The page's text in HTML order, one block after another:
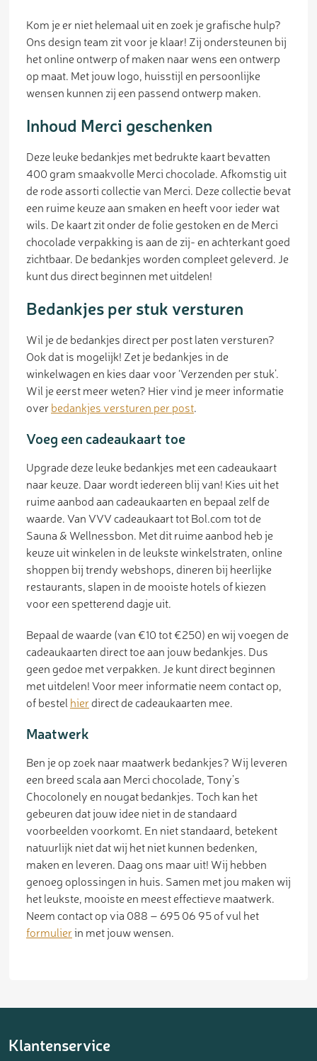
Kom je er niet helemaal uit en zoek je grafische hulp?
Ons design team zit voor je klaar! Zij ondersteunen bij
het online ontwerp of maken naar wens een ontwerp
op maat. Met jouw logo, huisstijl en persoonlijke
wensen kunnen zij een passend ontwerp maken.
Inhoud Merci geschenken
Deze leuke bedankjes met bedrukte kaart bevatten
400 gram smaakvolle Merci chocolade. Afkomstig uit
de rode assorti collectie van Merci. Deze collectie bevat
een ruime keuze aan smaken en heeft voor ieder wat
wils. De kaart zit onder de folie gestoken en de Merci
chocolade verpakking is aan de zij- en achterkant goed
zichtbaar. De bedankjes worden compleet geleverd. Je
kunt dus direct beginnen met uitdelen!
Bedankjes per stuk versturen
Wil je de bedankjes direct per post laten versturen?
Ook dat is mogelijk! Zet je bedankjes in de
winkelwagen en kies daar voor ‘Verzenden per stuk’.
Wil je eerst meer weten? Hier vind je meer informatie
over bedankjes versturen per post.
Voeg een cadeaukaart toe
Upgrade deze leuke bedankjes met een cadeaukaart
naar keuze. Daar wordt iedereen blij van! Kies uit het
ruime aanbod aan cadeaukaarten en bepaal zelf de
waarde. Van VVV cadeaukaart tot Bol.com tot de
Sauna & Wellnessbon. Met dit ruime aanbod heb je
keuze uit winkelen in de leukste winkelstraten, online
shoppen bij trendy webshops, dineren bij heerlijke
restaurants, slapen in de mooiste hotels of kiezen
voor een spetterend dagje uit.
Bepaal de waarde (van €10 tot €250) en wij voegen de
cadeaukaarten direct toe aan jouw bedankjes. Dus
geen gedoe met verpakken. Je kunt direct beginnen
met uitdelen! Voor meer informatie neem contact op,
of bestel hierdirect de cadeaukaarten mee.
Maatwerk
Ben je op zoek naar maatwerk bedankjes? Wij leveren
een breed scala aan Merci chocolade, Tony’s
Chocolonely en nougat bedankjes. Toch kan het
gebeuren dat jouw idee niet in de standaard
voorbeelden voorkomt. En niet standaard, betekent
natuurlijk niet dat wij het niet kunnen bedenken,
maken en leveren. Daag ons maar uit! Wij hebben
genoeg oplossingen in huis. Samen met jou maken wij
het leukste, mooiste en meest effectieve maatwerk.
Neem contact op via 088 – 695 06 95 of vul het
formulierin met jouw wensen.
Klantenservice